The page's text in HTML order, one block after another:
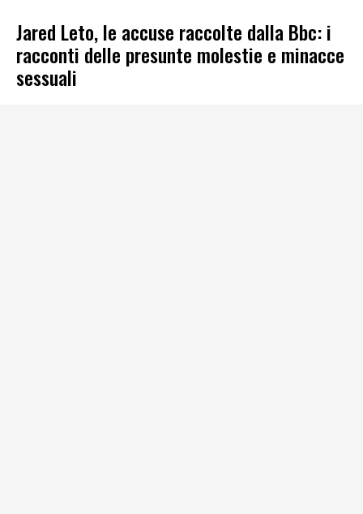
Jared Leto, le accuse raccolte dalla Bbc: i
racconti delle presunte molestie e minacce
sessuali